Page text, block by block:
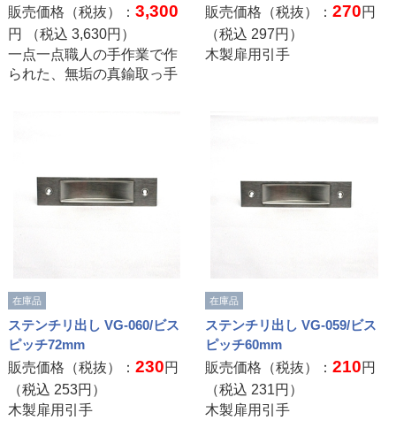
販売価格（税抜）： 3,300
円 （税込 3,630円）
一点一点職人の手作業で作
られた、無垢の真鍮取っ手
販売価格（税抜）：270円
（税込 297円）
木製扉用引手
在庫品
ステンチリ出し VG-060/ビス
ピッチ72mm
販売価格（税抜）： 230円
（税込 253円）
木製扉用引手
在庫品
ステンチリ出し VG-059/ビス
ピッチ60mm
販売価格（税抜）：210円
（税込 231円）
木製扉用引手